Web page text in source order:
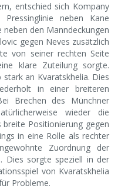
entschied sich Kompany
neben Kane
den Manndeckungen
gegen Neves zusätzlich
von seiner rechten Seite
klare Zuteilung sorgte.
an Kvaratskhelia. Dies
in einer breiteren
Brechen des Münchner
wieder die
Positionierung gegen
in eine Rolle als rechter
Zuordnung der
Dies sorgte speziell in der
von Kvaratskhelia
Probleme.